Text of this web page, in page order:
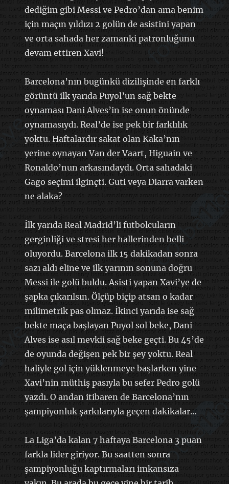
dediğim gibi Messi ve Pedro’dan ama benim
için maçın yıldızı 2 golün de asistini yapan
ve orta sahada her zamanki patronluğunu
devam ettiren Xavi!
Barcelona’nın bugünkü dizilişinde en farklı
görüntü ilk yarıda Puyol’un sağ bekte
oynaması Dani Alves’in ise onun önünde
oynamasıydı. Real’de ise pek bir farklılık
yoktu. Haftalardır sakat olan Kaka’nın
yerine oynayan Van der Vaart, Higuain ve
Ronaldo’nun arkasındaydı. Orta sahadaki
Gago seçimi ilginçti. Guti veya Diarra varken
ne alaka?
İlk yarıda Real Madrid’li futbolcuların
gerginliği ve stresi her hallerinden belli
oluyordu. Barcelona ilk 15 dakikadan sonra
sazı aldı eline ve ilk yarının sonuna doğru
Messi ile golü buldu. Asisti yapan Xavi’ye de
şapka çıkarılsın. Ölçüp biçip atsan o kadar
milimetrik pas olmaz. İkinci yarıda ise sağ
bekte maça başlayan Puyol sol beke, Dani
Alves ise asıl mevkii sağ beke geçti. Bu 45’de
de oyunda değişen pek bir şey yoktu. Real
haliyle gol için yüklenmeye başlarken yine
Xavi’nin müthiş pasıyla bu sefer Pedro golü
yazdı. O andan itibaren de Barcelona’nın
şampiyonluk şarkılarıyla geçen dakikalar…
La Liga’da kalan 7 haftaya Barcelona 3 puan
farkla lider giriyor. Bu saatten sonra
şampiyonluğu kaptırmaları imkansıza